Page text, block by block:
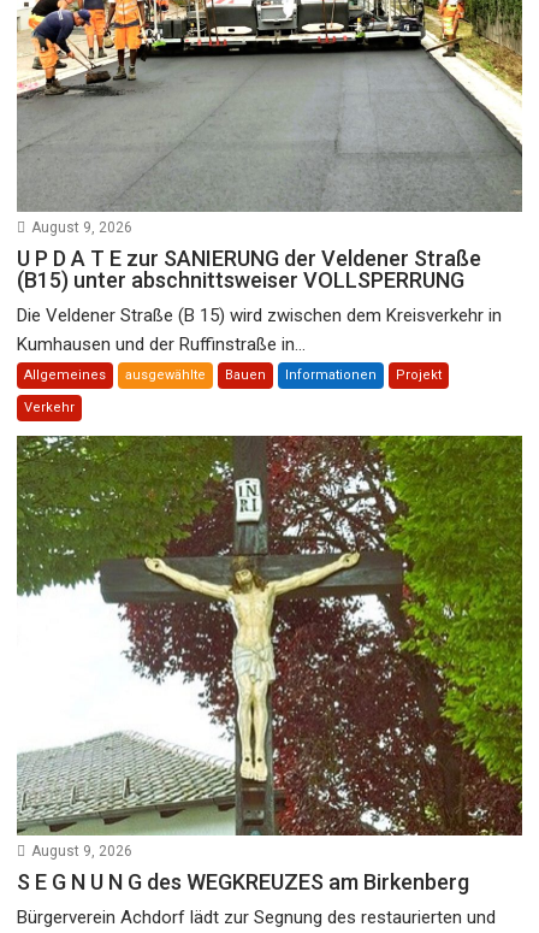
August 9, 2026
U P D A T E zur SANIERUNG der Veldener Straße
(B15) unter abschnittsweiser VOLLSPERRUNG
Die Veldener Straße (B 15) wird zwischen dem Kreisverkehr in
Kumhausen und der Ruffinstraße in...
Allgemeines ausgewählte Bauen Informationen Projekt
Verkehr
August 9, 2026
S E G N U N G des WEGKREUZES am Birkenberg
Bürgerverein Achdorf lädt zur Segnung des restaurierten und